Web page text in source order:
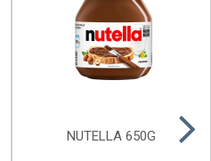
NUTELLA 650G